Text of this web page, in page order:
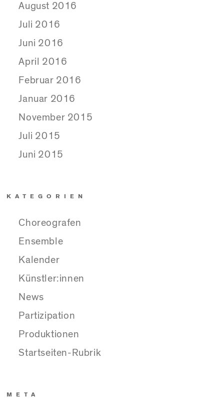
August 2016
Juli 2016
Juni 2016
April 2016
Februar 2016
Januar 2016
November 2015
Juli 2015
Juni 2015
KATEGORIEN
Choreografen
Ensemble
Kalender
Künstler:innen
News
Partizipation
Produktionen
Startseiten-Rubrik
META